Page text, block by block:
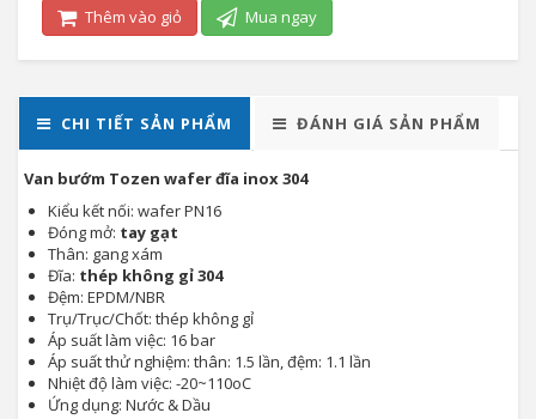
Thêm vào giỏ Mua ngay
CHI TIẾT SẢN PHẨM ĐÁNH GIÁ SẢN PHẨM
Van bướm Tozen wafer đĩa inox 304
Kiểu kết nối: wafer PN16
Đóng mở: tay gạt
Thân: gang xám
Đĩa: thép không gỉ 304
Đệm: EPDM/NBR
Trụ/Trục/Chốt: thép không gỉ
Áp suất làm việc: 16 bar
Áp suất thử nghiệm: thân: 1.5 lần, đệm: 1.1 lần
Nhiệt độ làm việc: -20~110oC
Ứng dụng: Nước & Dầu